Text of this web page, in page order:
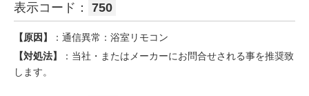
表示コード： 750
【原因】
：通信異常：浴室リモコン
【対処法】
：当社・またはメーカーにお問合せされる事を推奨致
します。